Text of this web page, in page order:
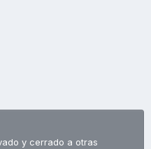
y cerrado a otras